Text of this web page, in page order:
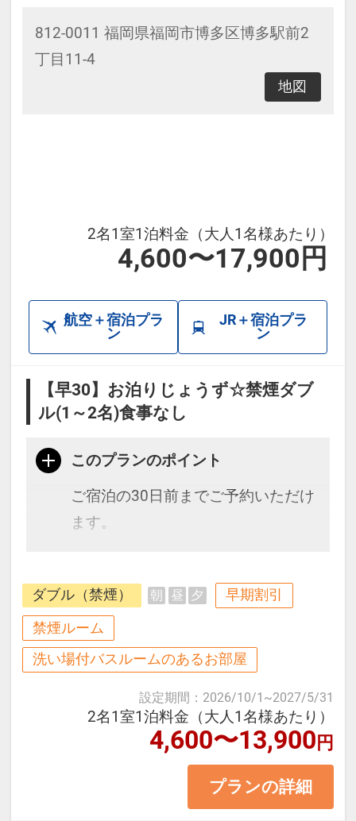
■福岡市宿泊税(1名様1泊ごとに課
税）
2万円未満：200円｜2万円以上：
■ホテルへのアクセス
福岡空港～博多駅（地下鉄5分｜
博多駅博多口から徒歩7分）
■無料送迎承ります 8：00～20：
00
博多駅ご到着後ホテルへご連絡下
さい
ある
【一般車降車場】にお迎えにあが
ります
提携駐車場【友杉立体駐車場】ホ
テルより徒歩2分
福岡市博多区博多駅前1-14-7
※お問い合わせはホテルへお願い
※提携駐車場は先着順での案内で
ございます（事前予約不可）
※提携駐車場が満車の場合は
近隣の外部駐車場をご案内する
812-0011 福岡県福岡市博多区博多駅前2
丁目11-4
地図
2名1室1泊料金（大人1名様あたり）
4,600〜17,900円
航空＋宿泊プラ
ン
JR＋宿泊プラ
ン
【早30】お泊りじょうず☆禁煙ダブ
ル(1～2名)食事なし
このプランのポイント
ご宿泊の30日前までご予約いただけ
ます。
台・トイレ・お風呂が独立！
お風呂は足を延ばしてゆっくりくつ
ろげます。
≪お部屋タイプ≫ダブル 15平米 バ
ス・トイレ付
※1ベッドです。2名様で1室をご予
約の場合、おふたりでベッド1台を
ご利用いただきます。
ダブル（禁煙） 朝 昼 夕 早期割引
禁煙ルーム
洗い場付バスルームのあるお部屋
設定期間 ： 2026/10/1 ~2027/5/31
2名1室1泊料金（大人1名様あたり）
4,600〜13,900円
プランの詳細